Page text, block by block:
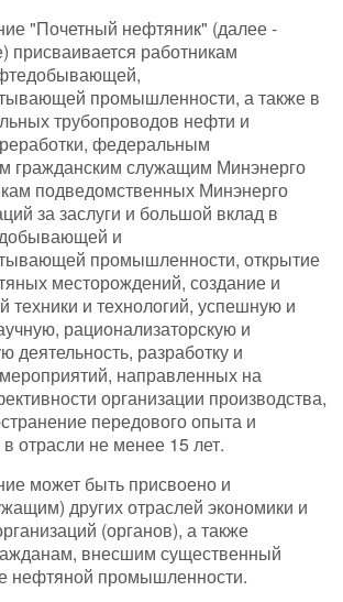
"Почетный нефтяник" (далее -
присваивается работникам
промышленности, а также в
трубопроводов нефти и
федеральным
гражданским служащим Минэнерго
подведомственных Минэнерго
за заслуги и большой вклад в
и
промышленности, открытие
месторождений, создание и
техники и технологий, успешную и
рационализаторскую и
деятельность, разработку и
направленных на
организации производства,
передового опыта и
отрасли не менее 15 лет.
может быть присвоено и
других отраслей экономики и
(органов), а также
внесшим существенный
нефтяной промышленности.